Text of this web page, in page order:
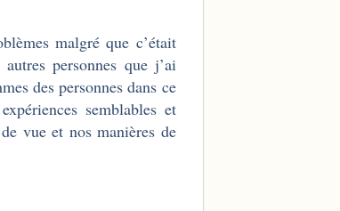
malgré que c’était
personnes que j’ai
des personnes dans ce
semblables et
vue et nos manières de